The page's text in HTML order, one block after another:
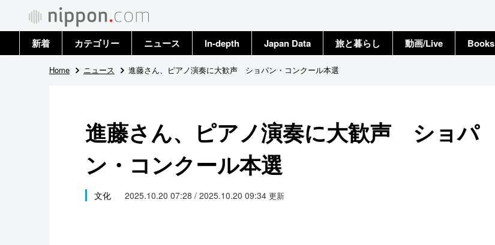
新着 カテゴリー
政治・外交
国際
社会
文化
ニュース
トップ
In-depth Japan Data 旅と暮らし 動画/Live Books
Home ニュース 進藤さん、ピアノ演奏に大歓声 ショパン・コンクール本選
進藤さん、ピアノ演奏に大歓声 ショパ
ン・コンクール本選
文化 2025.10.20 07:28 / 2025.10.20 09:34 更新